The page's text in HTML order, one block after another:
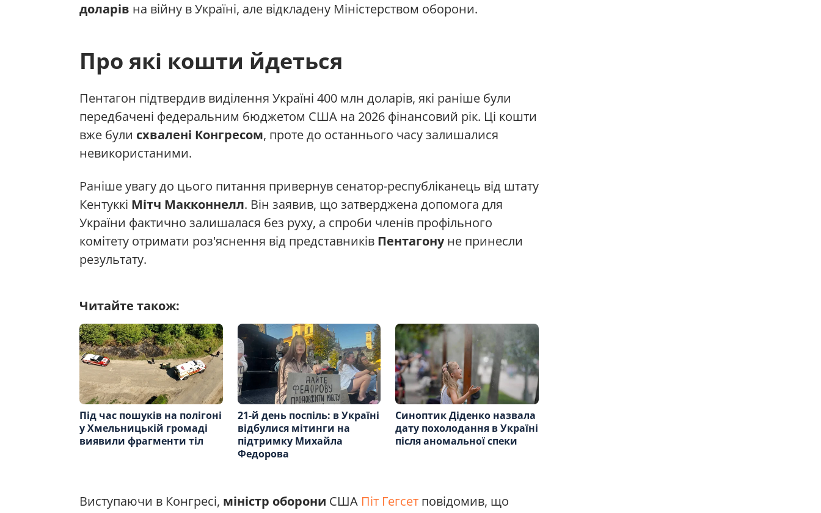
доларів на війну в Україні, але відкладену Міністерством оборони.
Про які кошти йдеться
Пентагон підтвердив виділення Україні 400 млн доларів, які раніше були
передбачені федеральним бюджетом США на 2026 фінансовий рік. Ці кошти
вже були схвалені Конгресом, проте до останнього часу залишалися
невикористаними.
Раніше увагу до цього питання привернув сенатор-республіканець від штату
Кентуккі Мітч Макконнелл. Він заявив, що затверджена допомога для
України фактично залишалася без руху, а спроби членів профільного
комітету отримати роз'яснення від представників Пентагонуне принесли
результату.
Читайте також:
Під час пошуків на полігоні
у Хмельницькій громаді
виявили фрагменти тіл
21-й день поспіль: в Україні
відбулися мітинги на
підтримку Михайла
Федорова
Синоптик Діденко назвала
дату похолодання в Україні
після аномальної спеки
Виступаючи в Конгресі, міністр оборони США Піт Гегсет повідомив, що